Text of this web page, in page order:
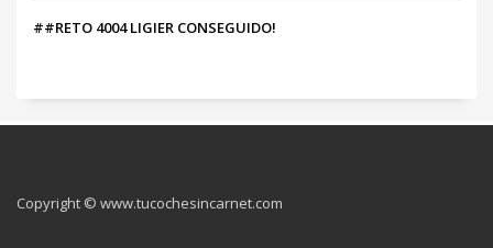
##RETO 4004 LIGIER CONSEGUIDO!
Copyright © www.tucochesincarnet.com